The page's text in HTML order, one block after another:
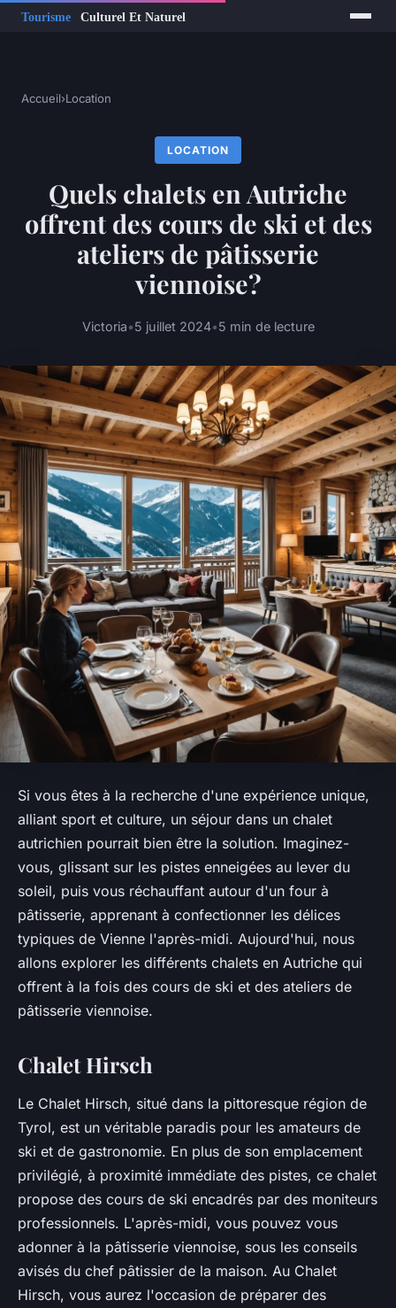
Accueil›Location
LOCATION
Quels chalets en Autriche
offrent des cours de ski et des
ateliers de pâtisserie
viennoise?
Victoria•5 juillet 2024•5 min de lecture
Si vous êtes à la recherche d'une expérience unique,
alliant sport et culture, un séjour dans un chalet
autrichien pourrait bien être la solution. Imaginez-
vous, glissant sur les pistes enneigées au lever du
soleil, puis vous réchauffant autour d'un four à
pâtisserie, apprenant à confectionner les délices
typiques de Vienne l'après-midi. Aujourd'hui, nous
allons explorer les différents chalets en Autriche qui
offrent à la fois des cours de ski et des ateliers de
pâtisserie viennoise.
Chalet Hirsch
Le Chalet Hirsch, situé dans la pittoresque région de
Tyrol, est un véritable paradis pour les amateurs de
ski et de gastronomie. En plus de son emplacement
privilégié, à proximité immédiate des pistes, ce chalet
propose des cours de ski encadrés par des moniteurs
professionnels. L'après-midi, vous pouvez vous
adonner à la pâtisserie viennoise, sous les conseils
avisés du chef pâtissier de la maison. Au Chalet
Hirsch, vous aurez l'occasion de préparer des